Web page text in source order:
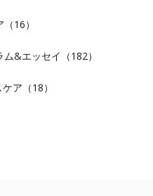
16）
ム&エッセイ（182）
ア（18）